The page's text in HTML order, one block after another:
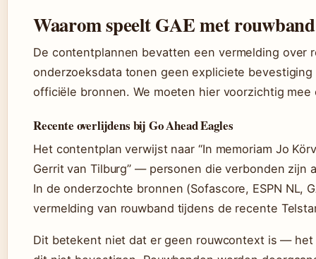
Waarom speelt GAE met
De contentplannen bevatten een vermelding over
onderzoeksdata tonen geen expliciete
officiële bronnen. We moeten hier voorzichtig mee
Recente overlijdens bij Go Ahead Eagles
Het contentplan verwijst naar “In memoriam Jo
Gerrit van Tilburg” — personen die verbonden zijn
In de onderzochte bronnen (Sofascore, ESPN NL,
vermelding van rouwband tijdens de recente
Dit betekent niet dat er geen rouwcontext is —